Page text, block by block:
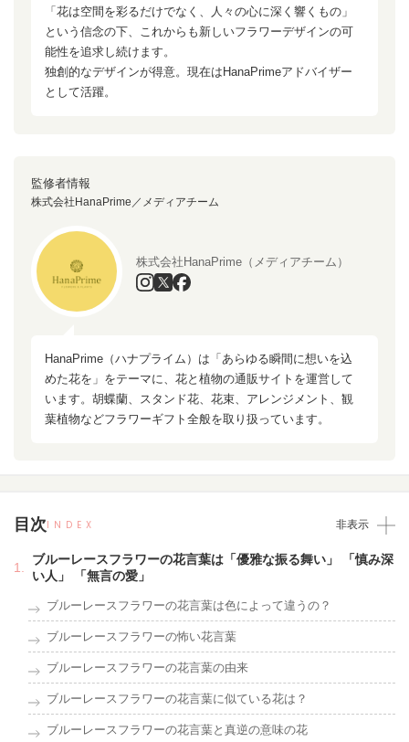
「花は空間を彩るだけでなく、人々の心に深く響くもの」
という信念の下、これからも新しいフラワーデザインの可
能性を追求し続けます。
独創的なデザインが得意。現在はHanaPrimeアドバイザー
として活躍。
監修者情報
株式会社HanaPrime／メディアチーム
株式会社HanaPrime（メディアチーム）
HanaPrime（ハナプライム）は「あらゆる瞬間に想いを込
めた花を」をテーマに、花と植物の通販サイトを運営して
います。胡蝶蘭、スタンド花、花束、アレンジメント、観
葉植物などフラワーギフト全般を取り扱っています。
目次INDEX 非表示
ブルーレースフラワーの花言葉は「優雅な振る舞い」 「慎み深
い人」 「無言の愛」
ブルーレースフラワーの花言葉は色によって違うの？
ブルーレースフラワーの怖い花言葉
ブルーレースフラワーの花言葉の由来
ブルーレースフラワーの花言葉に似ている花は？
ブルーレースフラワーの花言葉と真逆の意味の花